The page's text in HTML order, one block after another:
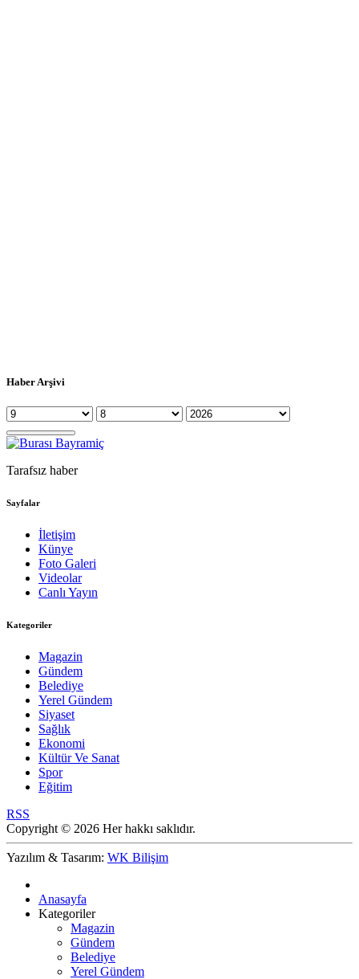
Haber Arşivi
Tarafsız haber
Sayfalar
İletişim
Künye
Foto Galeri
Videolar
Canlı Yayın
Kategoriler
Magazin
Gündem
Belediye
Yerel Gündem
Siyaset
Sağlık
Ekonomi
Kültür Ve Sanat
Spor
Eğitim
RSS
Copyright © 2026 Her hakkı saklıdır.
Yazılım & Tasarım: WK Bilişim
Anasayfa
Kategoriler
Magazin
Gündem
Belediye
Yerel Gündem